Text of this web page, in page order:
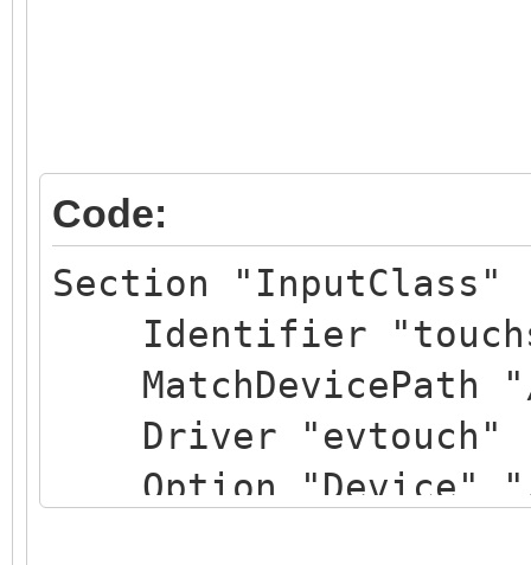
Code:
Section "InputClass"
Identifier
MatchDevicePath
Driver "evtouch"
Option "Device"